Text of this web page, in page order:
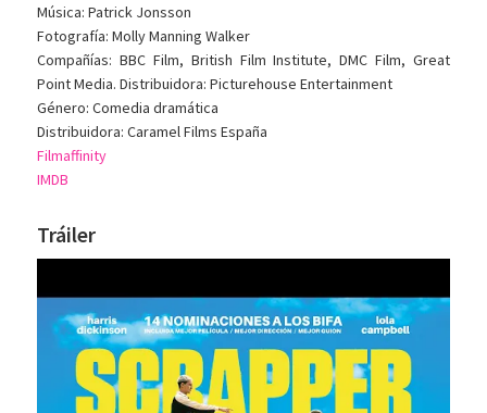
Música: Patrick Jonsson
Fotografía: Molly Manning Walker
Compañías: BBC Film, British Film Institute, DMC Film, Great
Point Media. Distribuidora: Picturehouse Entertainment
Género: Comedia dramática
Distribuidora: Caramel Films España
Filmaffinity
IMDB
Tráiler